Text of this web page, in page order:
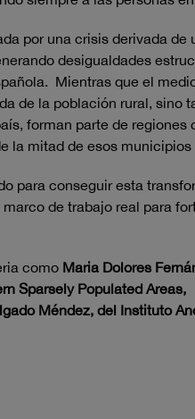
por una crisis derivada de
desigualdades
Mientras que el
de la población rural, sino
forman parte de
la mitad de esos
para conseguir esta
de trabajo real para
como Maria Dolores
Sparsely Populated
Méndez, del Instituto